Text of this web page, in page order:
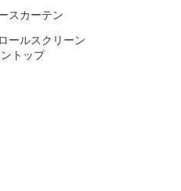
スカーテン
ロールスクリーン
トップ